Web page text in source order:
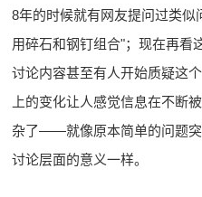
8年的时候就有网友提问过类
用碎石和钢钉组合"；现在再看
讨论内容甚至有人开始质疑这
上的变化让人感觉信息在不断
杂了——就像原本简单的问题
讨论层面的意义一样。